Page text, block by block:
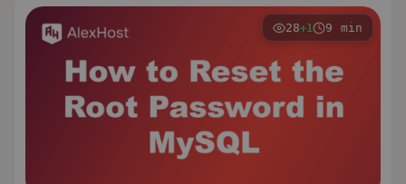
28+1 9 min